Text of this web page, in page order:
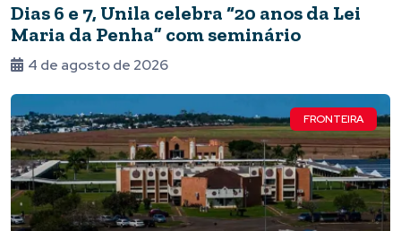
Dias 6 e 7, Unila celebra “20 anos da Lei
Maria da Penha” com seminário
4 de agosto de 2026
FRONTEIRA